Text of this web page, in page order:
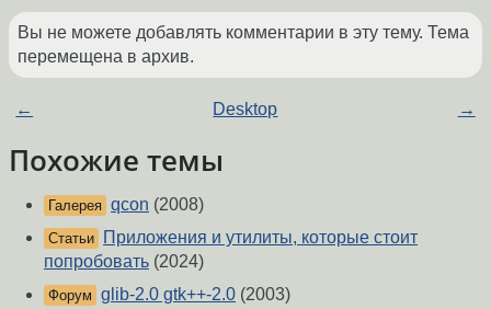
Вы не можете добавлять комментарии в эту тему. Тема
перемещена в архив.
← Desktop →
Похожие темы
Галерея qcon (2008)
Статьи
Приложения и утилиты, которые стоит
попробовать (2024)
Форум glib-2.0 gtk++-2.0 (2003)